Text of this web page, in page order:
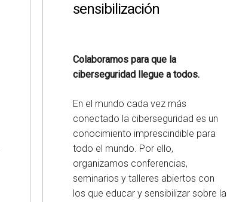
sensibilización
Colaboramos para que la
ciberseguridad llegue a todos.
En el mundo cada vez más
conectado la ciberseguridad es un
conocimiento imprescindible para
todo el mundo. Por ello,
organizamos conferencias,
seminarios y talleres abiertos con
los que educar y sensibilizar sobre la